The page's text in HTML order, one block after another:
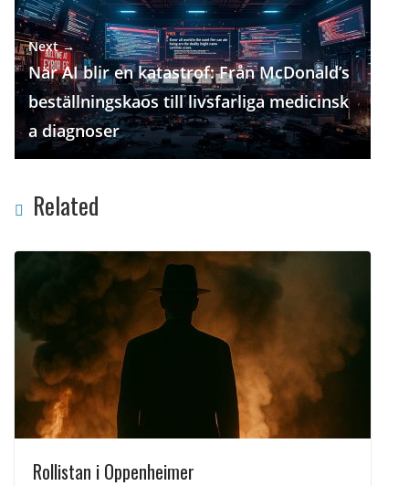
Next →
När AI blir en katastrof: Från McDonald’s
beställningskaos till livsfarliga medicinsk
a diagnoser
Related
Rollistan i Oppenheimer